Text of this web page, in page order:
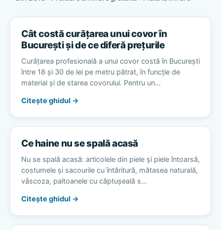
Cât costă curățarea unui covor în
București și de ce diferă prețurile
Curățarea profesională a unui covor costă în București
între 18 și 30 de lei pe metru pătrat, în funcție de
material și de starea covorului. Pentru un…
Citește ghidul →
Ce haine nu se spală acasă
Nu se spală acasă: articolele din piele și piele întoarsă,
costumele și sacourile cu întăritură, mătasea naturală,
vâscoza, paltoanele cu căptușeală s…
Citește ghidul →